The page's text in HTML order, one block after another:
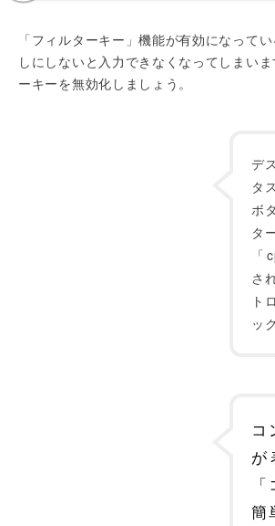
「フィルターキー」機能が有効になって
しにしないと入力できなくなってしまい
ーキーを無効化しましょう。
デ
タ
ボ
タ
さ
ト
ッ
コ
が
簡